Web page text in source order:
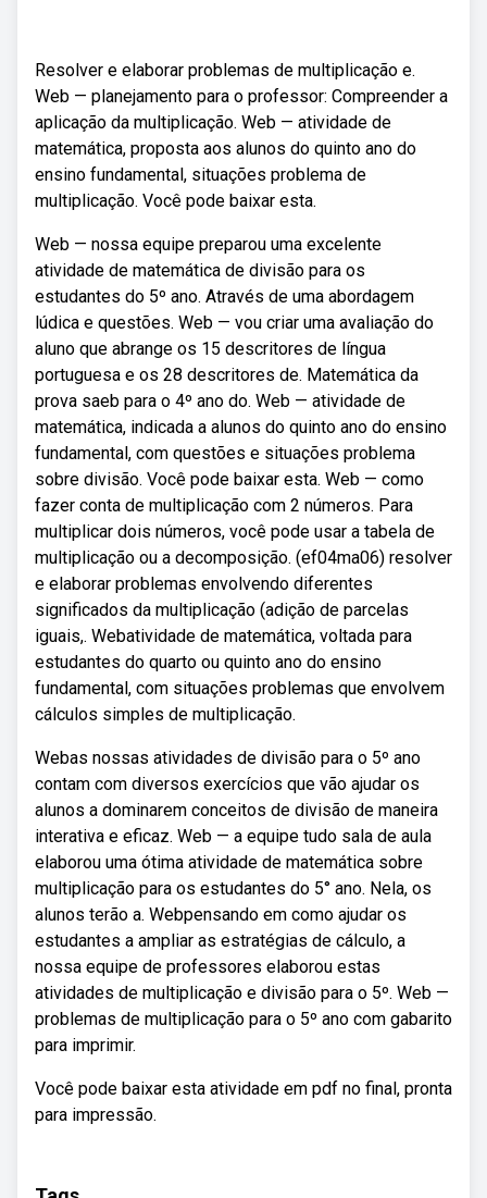
Resolver e elaborar problemas de multiplicação e.
Web — planejamento para o professor: Compreender a
aplicação da multiplicação. Web — atividade de
matemática, proposta aos alunos do quinto ano do
ensino fundamental, situações problema de
multiplicação. Você pode baixar esta.
Web — nossa equipe preparou uma excelente
atividade de matemática de divisão para os
estudantes do 5º ano. Através de uma abordagem
lúdica e questões. Web — vou criar uma avaliação do
aluno que abrange os 15 descritores de língua
portuguesa e os 28 descritores de. Matemática da
prova saeb para o 4º ano do. Web — atividade de
matemática, indicada a alunos do quinto ano do ensino
fundamental, com questões e situações problema
sobre divisão. Você pode baixar esta. Web — como
fazer conta de multiplicação com 2 números. Para
multiplicar dois números, você pode usar a tabela de
multiplicação ou a decomposição. (ef04ma06) resolver
e elaborar problemas envolvendo diferentes
significados da multiplicação (adição de parcelas
iguais,. Webatividade de matemática, voltada para
estudantes do quarto ou quinto ano do ensino
fundamental, com situações problemas que envolvem
cálculos simples de multiplicação.
Webas nossas atividades de divisão para o 5º ano
contam com diversos exercícios que vão ajudar os
alunos a dominarem conceitos de divisão de maneira
interativa e eficaz. Web — a equipe tudo sala de aula
elaborou uma ótima atividade de matemática sobre
multiplicação para os estudantes do 5° ano. Nela, os
alunos terão a. Webpensando em como ajudar os
estudantes a ampliar as estratégias de cálculo, a
nossa equipe de professores elaborou estas
atividades de multiplicação e divisão para o 5º. Web —
problemas de multiplicação para o 5º ano com gabarito
para imprimir.
Você pode baixar esta atividade em pdf no final, pronta
para impressão.